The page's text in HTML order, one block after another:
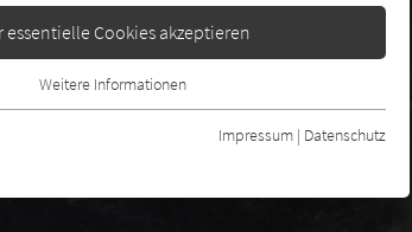
essentielle Cookies akzeptieren
für grundlegende Funktionen der Webseite
dass die Webseite einwandfrei
Weitere Informationen
Impressum | Datenschutz